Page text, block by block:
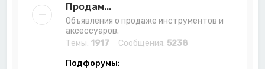
Продам...
Объявления о продаже инструментов и
аксессуаров.
Темы: 1917 Сообщения: 5238
Подфорумы: